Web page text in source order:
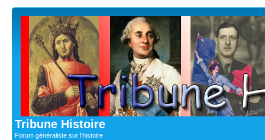
Tribune Histoire
Forum généraliste sur l'histoire